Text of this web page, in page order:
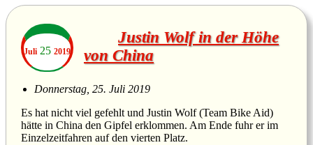
Juli 25 2019
Justin Wolf in der Höhe
von China
Donnerstag, 25. Juli 2019
Es hat nicht viel gefehlt und Justin Wolf (Team Bike Aid)
hätte in China den Gipfel erklommen. Am Ende fuhr er im
Einzelzeitfahren auf den vierten Platz.